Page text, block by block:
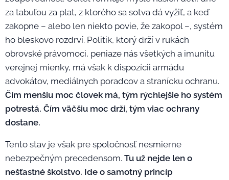
za tabuľou za plat, z ktorého sa sotva dá vyžiť, a keď
zakopne – alebo len niekto povie, že zakopol –, systém
ho bleskovo rozdrví. Politik, ktorý drží v rukách
obrovské právomoci, peniaze nás všetkých a imunitu
verejnej mienky, má však k dispozícii armádu
advokátov, mediálnych poradcov a stranícku ochranu.
Čím menšiu moc človek má, tým rýchlejšie ho systém
potrestá. Čím väčšiu moc drží, tým viac ochrany
dostane.
Tento stav je však pre spoločnosť nesmierne
nebezpečným precedensom. Tu už nejde len o
nešťastné školstvo. Ide o samotný princíp